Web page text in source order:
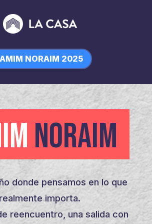
NORAIM 2025
NORAIM
donde pensamos en lo que
realmente importa.
reencuentro, una salida con